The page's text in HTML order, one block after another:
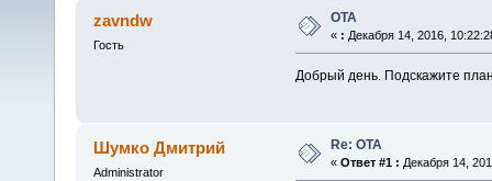
zavndw
Гость
OTA
« : Декабря 14, 2016,
Добрый день. Подскажите
Шумко Дмитрий
Administrator
Re: OTA
« Ответ #1 : Декабря 14,